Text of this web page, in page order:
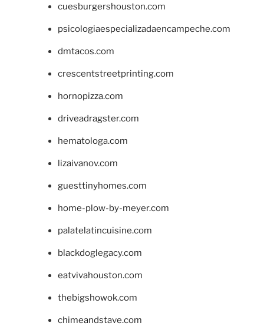
cuesburgershouston.com
psicologiaespecializadaencampeche.com
dmtacos.com
crescentstreetprinting.com
hornopizza.com
driveadragster.com
hematologa.com
lizaivanov.com
guesttinyhomes.com
home-plow-by-meyer.com
palatelatincuisine.com
blackdoglegacy.com
eatvivahouston.com
thebigshowok.com
chimeandstave.com